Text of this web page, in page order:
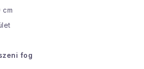
cm
fog